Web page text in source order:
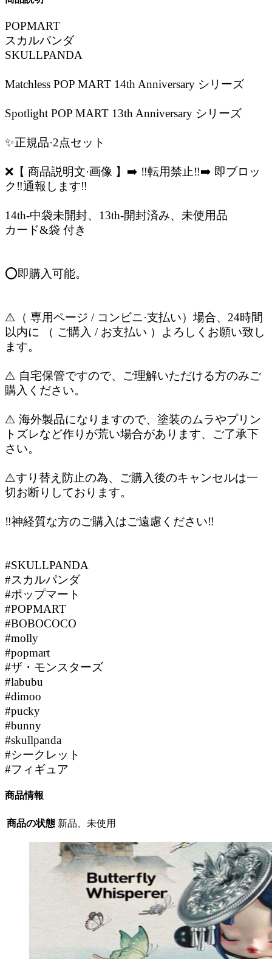
POPMART
スカルパンダ
SKULLPANDA
Matchless POP MART 14th Anniversary シリーズ
Spotlight POP MART 13th Anniversary シリーズ
✨正規品·2点セット
❌【 商品説明文·画像 】➡️ ‼️転用禁止‼️➡️ 即ブロッ
ク‼️通報します‼️
14th-中袋未開封、13th-開封済み、未使用品
カード&袋 付き
⭕️即購入可能。
⚠️（ 専用ページ / コンビニ·支払い）場合、24時間
以内に （ ご購入 / お支払い ）よろしくお願い致し
ます。
⚠️ 自宅保管ですので、ご理解いただける方のみご
購入ください。
⚠️ 海外製品になりますので、塗装のムラやプリン
トズレなど作りが荒い場合があります、ご了承下
さい。
⚠️すり替え防止の為、ご購入後のキャンセルは一
切お断りしております。
‼️神経質な方のご購入はご遠慮ください‼️
#SKULLPANDA
#スカルパンダ
#ポップマート
#POPMART
#BOBOCOCO
#molly
#popmart
#ザ・モンスターズ
#labubu
#dimoo
#pucky
#bunny
#skullpanda
#シークレット
#フィギュア
商品情報
商品の状態 新品、未使用